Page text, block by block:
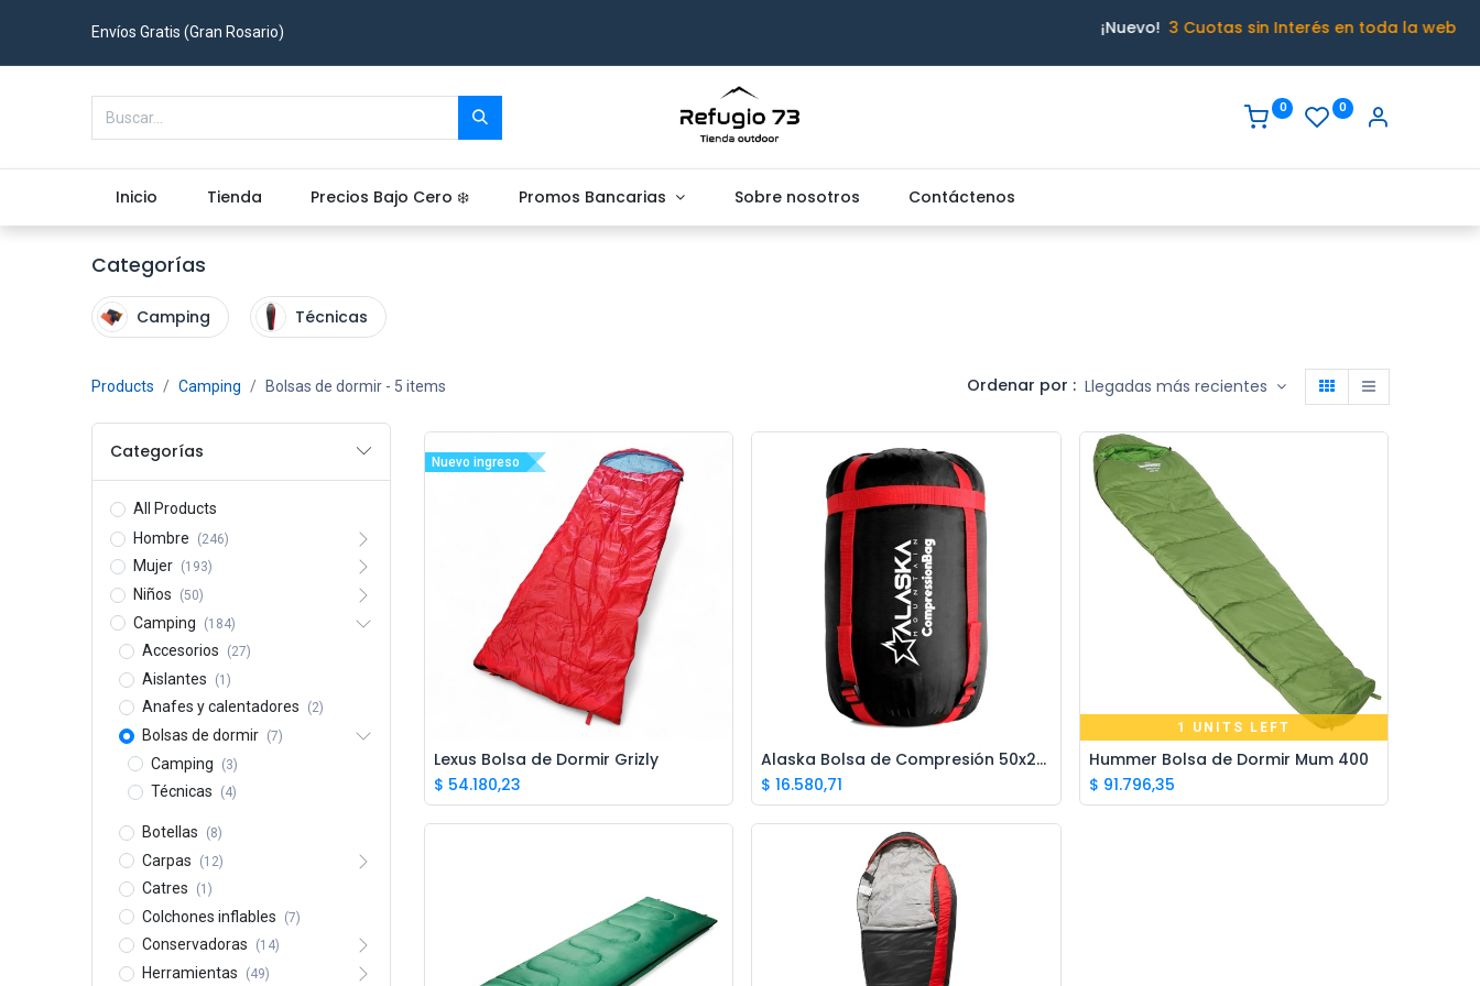
Envíos Gratis (Gran Rosario) ¡Nuevo!3 Cuotas sin Interés en toda la web
0 0
Inicio Tienda Precios Bajo Cero ❄️ Promos Bancarias Sobre nosotros Contáctenos
Categorías
Camping Técnicas
Products Camping Bolsas de dormir- 5 items Ordenar por : Llegadas más recientes
Categorías
All Products
Hombre
(246)
Mujer (193)
Niños (50)
Camping (184)
Accesorios (27)
Aislantes (1)
Anafes y calentadores (2)
Bolsas de dormir (7)
Camping (3)
Técnicas (4)
Botellas (8)
Carpas (12)
Catres (1)
Colchones inflables (7)
Conservadoras (14)
Herramientas (49)
Nuevo ingreso
Add to Cart
Lexus Bolsa de Dormir Grizly
$ 54.180,23
Add to Cart
Alaska Bolsa de Compresión 50x22 cm
$16.580,71
1 UNITS LEFT
Add to Cart
Hummer Bolsa de Dormir Mum 400
$ 91.796,35
Ivo · Refugio 73
● En línea